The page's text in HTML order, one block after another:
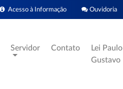
Ouvidoria
Acesso à Informação
Servidor Contato
Lei Paulo
Gustavo